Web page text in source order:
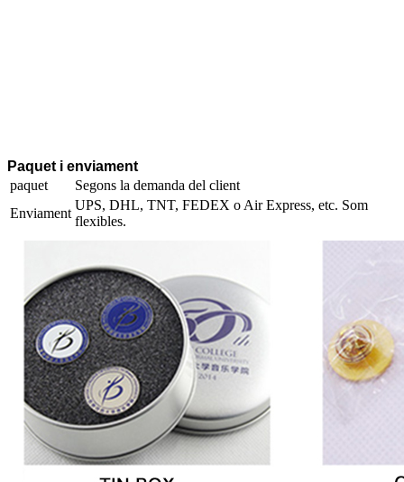
Paquet i enviament
paquet
Segons la demanda del client
Enviament
UPS, DHL, TNT, FEDEX o Air Express, etc. Som
flexibles.